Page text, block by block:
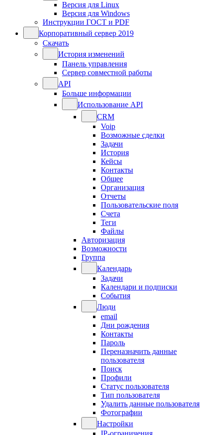
Версия для Linux
Версия для Windows
Инструкции ГОСТ и PDF
Корпоративный сервер 2019
Скачать
История изменений
Панель управления
Сервер совместной работы
API
Больше информации
Использование API
CRM
Voip
Возможные сделки
Задачи
История
Кейсы
Контакты
Общее
Организация
Отчеты
Пользовательские поля
Счета
Теги
Файлы
Авторизация
Возможности
Группа
Календарь
Задачи
Календари и подписки
События
Люди
email
Дни рождения
Контакты
Пароль
Переназначить данные
пользователя
Поиск
Профили
Статус пользователя
Тип пользователя
Удалить данные пользователя
Фотографии
Настройки
IP-ограничения